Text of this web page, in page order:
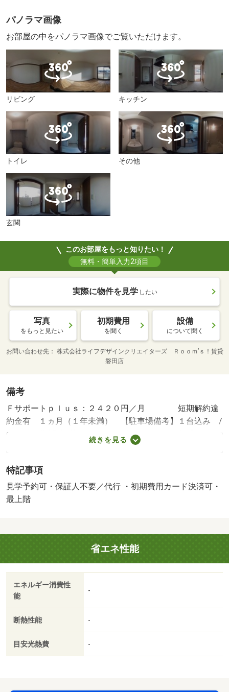
パノラマ画像
お部屋の中をパノラマ画像でご覧いただけます。
リビング キッチン
トイレ その他
玄関
このお部屋をもっと知りたい！
無料・簡単入力2項目
実際に物件を見学 したい
写真
をもっと見たい
初期費用
を聞く
設備
について聞く
お問い合わせ先
株式会社ライフデザインクリエイターズ Ｒｏｏｍ’ｓ！賃貸
磐田店
備考
Ｆサポートｐｌｕｓ：２４２０円／月 短期解約違
約金有 １ヵ月（１年未満） 【駐車場備考】１台込み /
定額補修費(退去時) 70000円/水道料金 3850円/賃貸戸数:21
続きを見る
特記事項
見学予約可・保証人不要／代行 ・初期費用カード決済可・
最上階
省エネ性能
エネルギー消費性
能
-
断熱性能 -
目安光熱費 -